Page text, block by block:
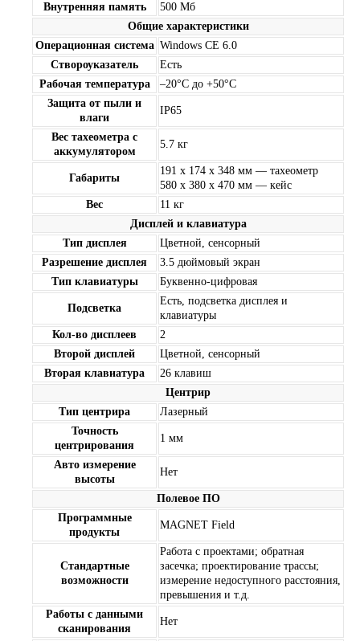
Внутренняя память
500 Мб
Общие характеристики
Операционная система Windows CE 6.0
Створоуказатель
Есть
Рабочая температура
–20°C до +50°C
Защита от пыли и
влаги
IP65
Вес тахеометра с
аккумулятором
5.7 кг
Габариты
191 х 174 х 348 мм — тахеометр
580 x 380 x 470 мм — кейс
Вес
11 кг
Дисплей и клавиатура
Тип дисплея
Цветной, сенсорный
Разрешение дисплея
3.5 дюймовый экран
Тип клавиатуры
Буквенно-цифровая
Подсветка
Есть, подсветка дисплея и
клавиатуры
Кол-во дисплеев
2
Второй дисплей
Цветной, сенсорный
Вторая клавиатура
26 клавиш
Центрир
Тип центрира
Лазерный
Точность
центрирования
1 мм
Авто измерение
высоты
Нет
Полевое ПО
Программные
продукты
MAGNET Field
Стандартные
возможности
Работа с проектами; обратная
засечка; проектирование трассы;
измерение недоступного расстояния,
превышения и т.д.
Работы c данными
сканирования
Нет